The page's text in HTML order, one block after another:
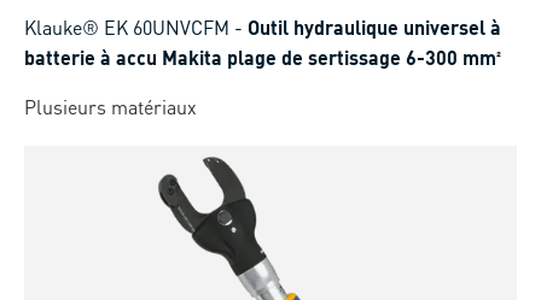
Klauke® EK 60UNVCFM - Outil hydraulique universel à
batterie à accu Makita plage de sertissage 6-300 mm²
Plusieurs matériaux